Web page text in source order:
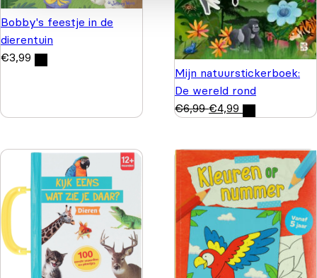
Bobby's feestje in de
dierentuin
€3,99
Mijn natuurstickerboek:
De wereld rond
€6,99 €4,99